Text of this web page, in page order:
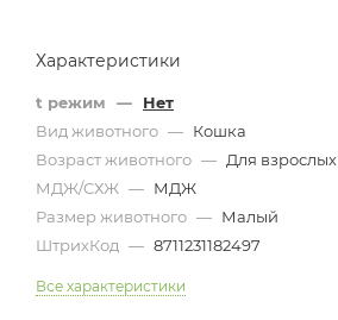
Характеристики
t режим —
Нет
Вид животного — Кошка
Возраст животного — Для взрослых
МДЖ/СХЖ — МДЖ
Размер животного — Малый
ШтрихКод — 8711231182497
Все характеристики